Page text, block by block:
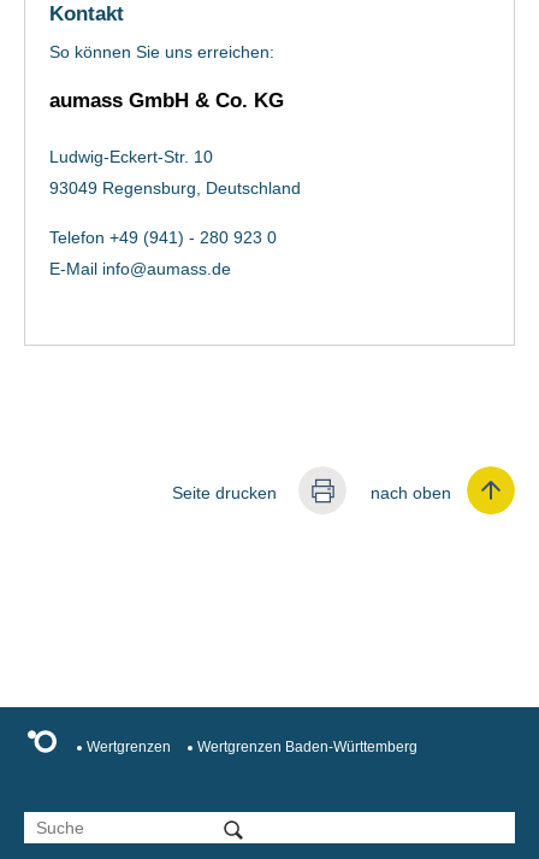
Kontakt
So können Sie uns erreichen:
aumass GmbH & Co. KG
Ludwig-Eckert-Str. 10
93049 Regensburg, Deutschland
Telefon +49 (941) - 280 923 0
E-Mail info@aumass.de
nach oben
Seite drucken
Wertgrenzen Wertgrenzen Baden-Württemberg